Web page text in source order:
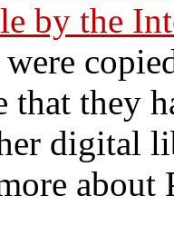
by the
were
that they
digital